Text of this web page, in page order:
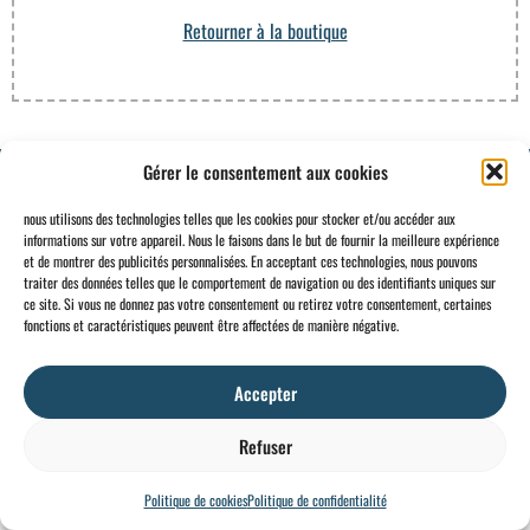
Gérer le consentement aux cookies
nous utilisons des technologies telles que les cookies pour stocker et/ou accéder aux
informations sur votre appareil. Nous le faisons dans le but de fournir la meilleure expérience
et de montrer des publicités personnalisées. En acceptant ces technologies, nous pouvons
traiter des données telles que le comportement de navigation ou des identifiants uniques sur
ce site. Si vous ne donnez pas votre consentement ou retirez votre consentement, certaines
fonctions et caractéristiques peuvent être affectées de manière négative.
Accepter
Refuser
Politique de cookiesPolitique de confidentialité
Retourner à la boutique
+32 2 897 34
64
sales@ohis.be
Rue des
Foudriers
16,
7822
Ghislenghien
Conditions
générales
Cookies/
Mentions
légales
BE0734
706 308
by